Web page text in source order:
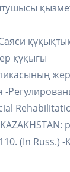
құқығы
(In Russ.)